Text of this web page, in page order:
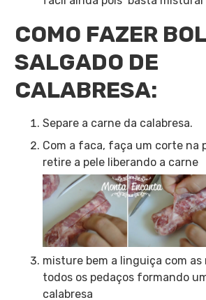
COMO FAZER
SALGADO DE
CALABRESA:
Separe a carne da calabresa.
Com a faca, faça um corte na
retire a pele liberando a carne
misture bem a linguiça com as
todos os pedaços formando
calabresa